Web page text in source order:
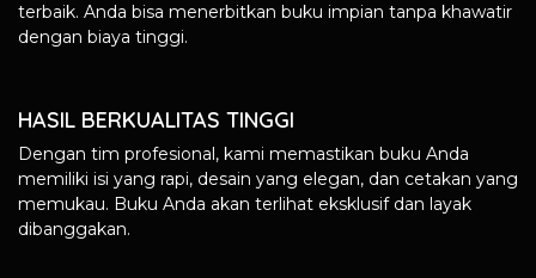
terbaik. Anda bisa menerbitkan buku impian tanpa khawatir
dengan biaya tinggi.
HASIL BERKUALITAS TINGGI
Dengan tim profesional, kami memastikan buku Anda
memiliki isi yang rapi, desain yang elegan, dan cetakan yang
memukau. Buku Anda akan terlihat eksklusif dan layak
dibanggakan.